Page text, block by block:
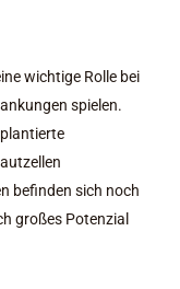
wichtige Rolle bei
spielen.
befinden sich noch
großes Potenzial